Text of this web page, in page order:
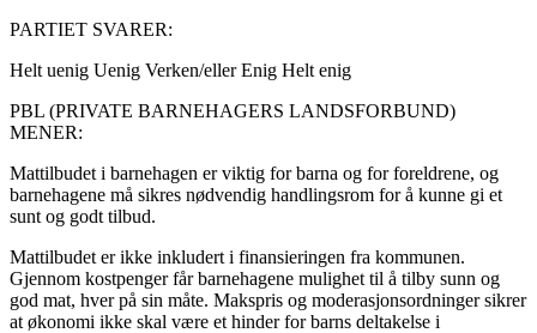
PARTIET SVARER:
Helt uenig Uenig Verken/ellerEnig Helt enig
PBL (PRIVATE BARNEHAGERS LANDSFORBUND)
MENER:
Mattilbudet i barnehagen er viktig for barna og for foreldrene, og
barnehagene må sikres nødvendig handlingsrom for å kunne gi et
sunt og godt tilbud.
Mattilbudet er ikke inkludert i finansieringen fra kommunen.
Gjennom kostpenger får barnehagene mulighet til å tilby sunn og
god mat, hver på sin måte. Makspris og moderasjonsordninger sikrer
at økonomi ikke skal være et hinder for barns deltakelse i